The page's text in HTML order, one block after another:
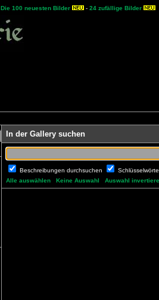
Die 100 neuesten Bilder - 24 zufällige Bilder
In der Gallery suchen
Beschreibungen durchsuchen
Alle auswählen
Keine Auswahl Auswahl